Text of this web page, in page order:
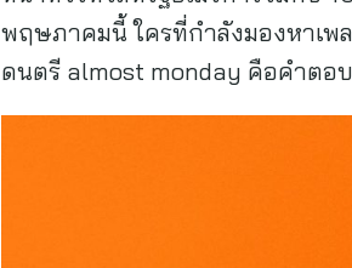
พฤษภาคมนี้ ใครที่กำลังมองหาเพ
ดนตรี almost monday คือคำตอบ